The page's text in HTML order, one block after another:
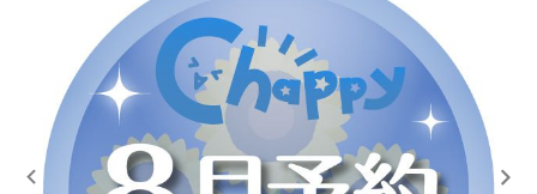
入荷スケジュールをチェック
カプセルトイマシン本体
カプセルトイ